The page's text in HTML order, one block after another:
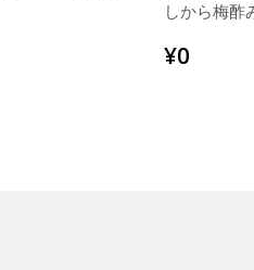
しから梅酢
通
常
¥0